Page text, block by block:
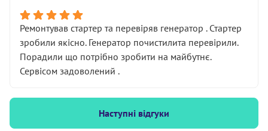
Ремонтував стартер та перевіряв генератор . Стартер
зробили якісно. Генератор почистилита перевірили.
Порадили що потрібно зробити на майбутнє.
Сервісом задоволений .
Наступні відгуки